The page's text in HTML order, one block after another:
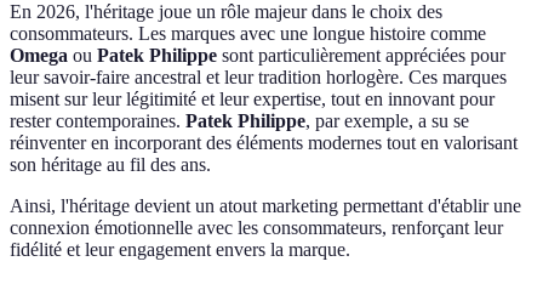
En 2026, l'héritage joue un rôle majeur dans le choix des
consommateurs. Les marques avec une longue histoire comme
Omega ou Patek Philippe sont particulièrement appréciées pour
leur savoir-faire ancestral et leur tradition horlogère. Ces marques
misent sur leur légitimité et leur expertise, tout en innovant pour
rester contemporaines. Patek Philippe, par exemple, a su se
réinventer en incorporant des éléments modernes tout en valorisant
son héritage au fil des ans.
Ainsi, l'héritage devient un atout marketing permettant d'établir une
connexion émotionnelle avec les consommateurs, renforçant leur
fidélité et leur engagement envers la marque.